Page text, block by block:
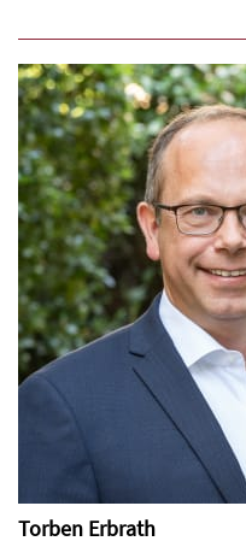
Torben Erbrath